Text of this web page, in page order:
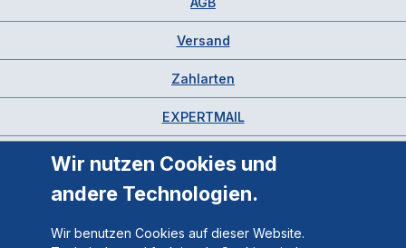
Versand
Zahlarten
EXPERTMAIL
Wir nutzen Cookies und
andere Technologien.
Wir benutzen Cookies auf dieser Website.